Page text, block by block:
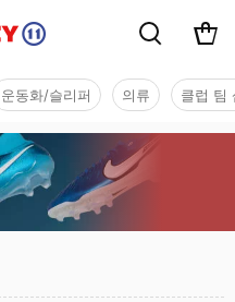
운동화/슬리퍼 의류 클럽 팀